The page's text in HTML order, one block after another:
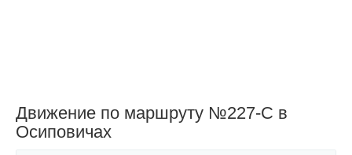
Движение по маршруту №227-С в
Осиповичах